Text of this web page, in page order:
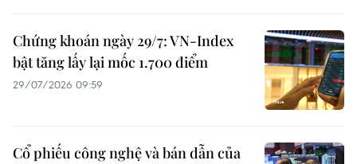
Chứng khoán ngày 29/7: VN-Index
bật tăng lấy lại mốc 1.700 điểm
29/07/2026 09:59
Cổ phiếu công nghệ và bán dẫn của